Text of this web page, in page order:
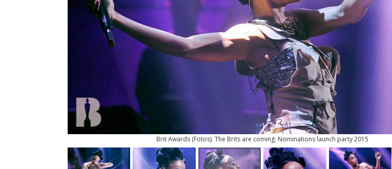
Brit Awards (Fotos). The Brits are coming: Nominations launch party 2015